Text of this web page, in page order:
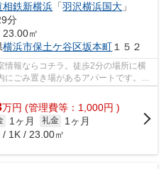
相鉄新横浜 「羽沢横浜国大 」
分
㎡
横浜市保土ケ谷区坂本町 １５２
報ならコチラ。徒歩2分の場所に横
ごみ置き場があるアパートです。こ
...
万円 (管理費等：1,000円 )
1ヶ月 礼金
1ヶ月
/ 1K / 23.00㎡